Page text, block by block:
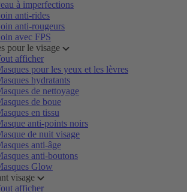
à imperfections
anti-rides
anti-rougeurs
avec FPS
pour le visage
afficher
pour les yeux et les lèvres
hydratants
de nettoyage
de boue
en tissu
anti-points noirs
de nuit visage
anti-âge
anti-boutons
Glow
visage
afficher